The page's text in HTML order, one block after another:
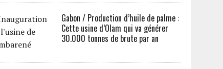
Gabon / Production d’huile de palme :
Cette usine d’Olam qui va générer
30.000 tonnes de brute par an